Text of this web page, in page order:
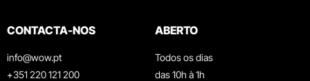
CONTACTA-NOS
info@wow.pt
+351 220 121 200
ABERTO
Todos os dias
das 10h à 1h